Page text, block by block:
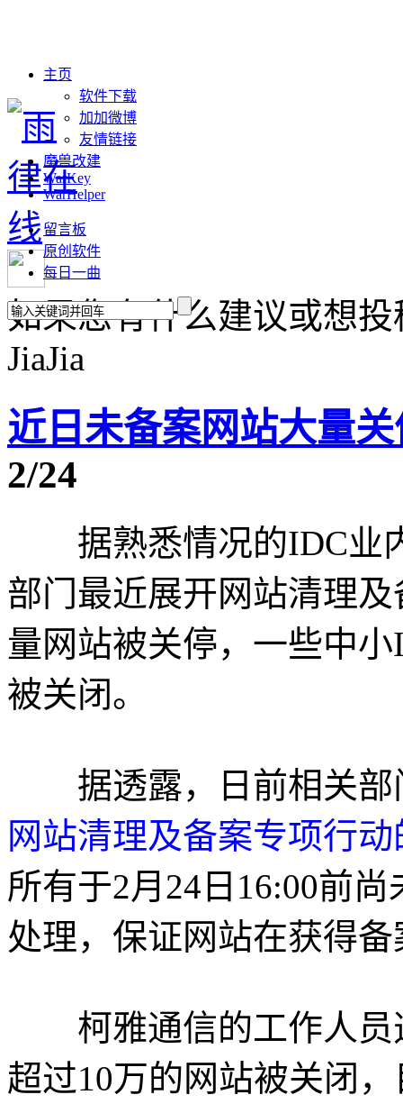
主页
软件下载
加加微博
友情链接
魔兽改建
WarKey
WarHelper
留言板
原创软件
每日一曲
如果您有什么建议或想投
JiaJia
近日未备案网站大量
2/24
据熟悉情况的IDC业
部门最近展开网站清理
量网站被关停，一些中
被关闭。
据透露，日前相关部
网站清理及备案专项行
所有于2月24日16:00前
处理，保证网站在获得
柯雅通信的工作人员
超过10万的网站被关闭